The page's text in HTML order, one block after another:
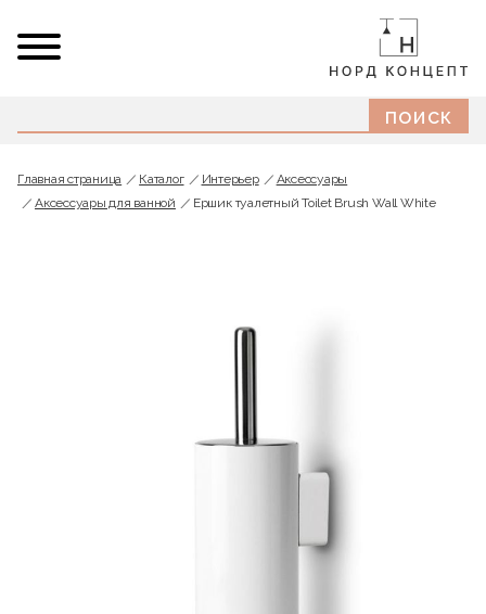
Главная страница Каталог Интерьер
Аксессуары
Аксессуары для ванной
Ершик туалетный Toilet Brush Wall White